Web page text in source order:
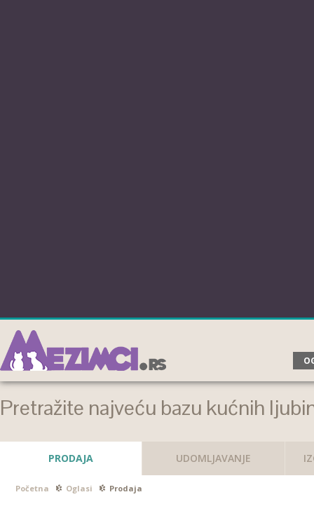
Pretražite najveću bazu kućnih
PRODAJA UDOMLJAVANJE
Početna Oglasi Prodaja